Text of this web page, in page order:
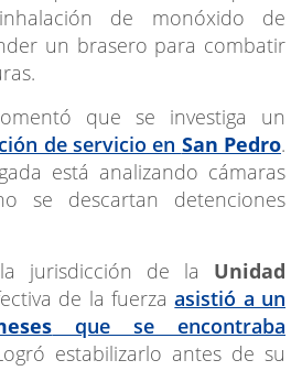
de monóxido de
un brasero para combatir
que se investiga un
de servicio en San Pedro.
está analizando cámaras
se descartan detenciones
jurisdicción de la Unidad
de la fuerzaasistió a un
que se encontraba
estabilizarlo antes de su